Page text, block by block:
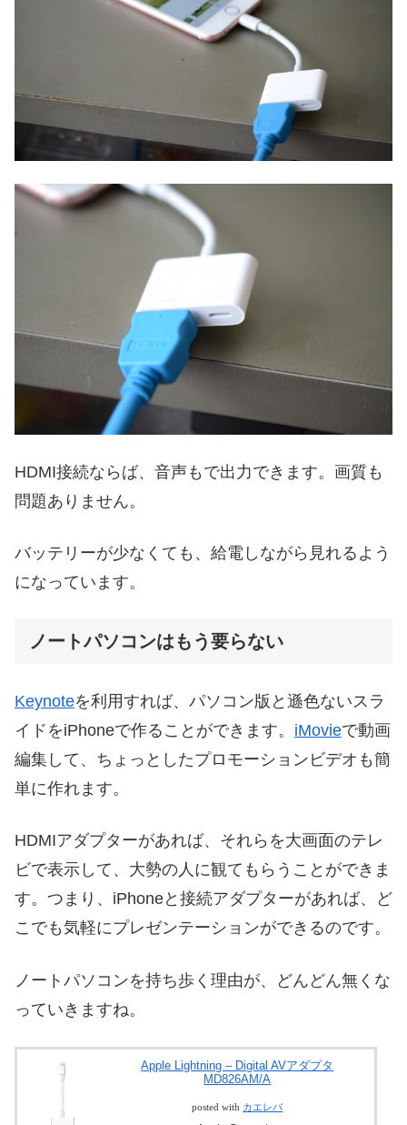
HDMI接続ならば、音声もで出力できます。画質も
問題ありません。
バッテリーが少なくても、給電しながら見れるよう
になっています。
ノートパソコンはもう要らない
Keynoteを利用すれば、パソコン版と遜色ないスラ
イドをiPhoneで作ることができます。 iMovieで動画
編集して、ちょっとしたプロモーションビデオも簡
単に作れます。
HDMIアダプターがあれば、それらを大画面のテレ
ビで表示して、大勢の人に観てもらうことができま
す。つまり、iPhoneと接続アダプターがあれば、ど
こでも気軽にプレゼンテーションができるのです。
ノートパソコンを持ち歩く理由が、どんどん無くな
っていきますね。
Apple Lightning – Digital AVアダプタ
MD826AM/A
posted with カエレバ